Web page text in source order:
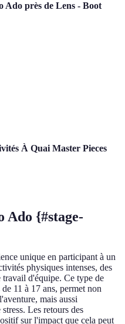
Ado près de Lens - Boot
À Quai Master Pieces
Ado {#stage-
unique en participant à un
physiques intenses, des
travail d'équipe. Ce type de
11 à 17 ans, permet non
mais aussi
Les retours des
sur l'impact que cela peut